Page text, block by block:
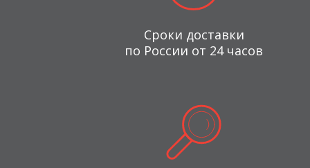
Сроки доставки
по России от 24 часов